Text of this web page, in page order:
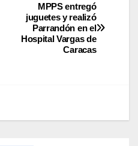
MPPS entregó
juguetes y realizó
Parrandón en el
Hospital Vargas de
Caracas